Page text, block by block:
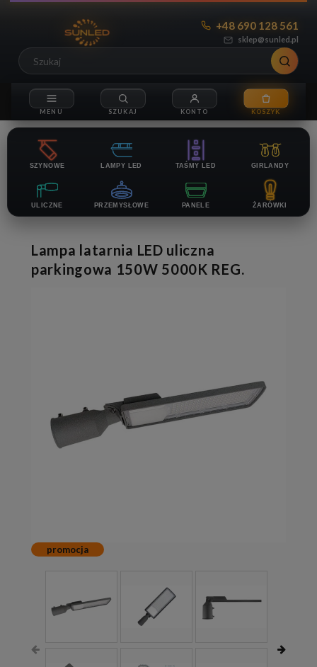
sklep@sunled.pl
+48 690 128 561
SZYNOWE LAMPY LED TAŚMY LED GIRLANDY
ULICZNE PRZEMYSŁOWE PANELE ŻARÓWKI
Lampa latarnia LED uliczna
parkingowa 150W 5000K REG.
promocja